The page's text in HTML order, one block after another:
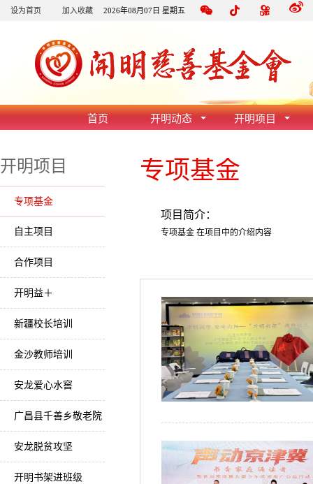
设为首页 加入收藏 2026年08月07日 星期五
首页 开明动态 开明项目
开明项目
专项基金
自主项目
合作项目
开明益＋
新疆校长培训
金沙教师培训
安龙爱心水窖
广昌县千善乡敬老院
安龙脱贫攻坚
开明书架进班级
专项基金
项目简介：
专项基金 在项目中的介绍内容